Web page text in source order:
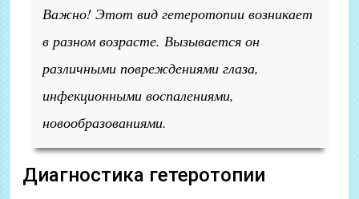
Важно! Этот вид гетеротопии возникает
в разном возрасте. Вызывается он
различными повреждениями глаза,
инфекционными воспалениями,
новообразованиями.
Диагностика гетеротопии